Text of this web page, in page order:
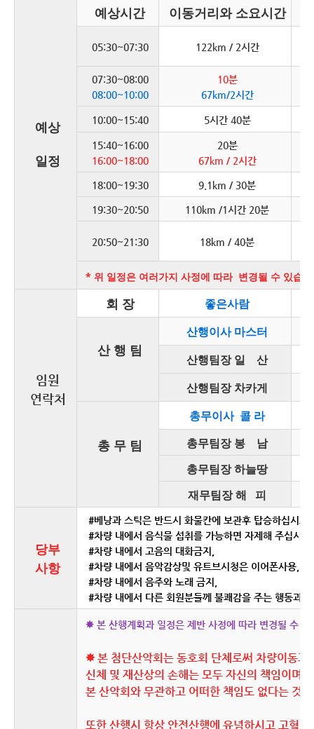
예상
일정
예상시간 이동거리와 소요시간
05:30~07:30 122km / 2시간
07:30~08:00
08:00~10:00
10분
67km/2시간
10:00~15:40 5시간 40분
15:40~16:00
16:00~18:00
20분
67km / 2시간
18:00~19:30 9.1km / 30분
19:30~20:50 110km /1시간 20분
20:50~21:30 18km / 40분
* 위 일정은 여러가지 사정에 따라 변경될 수 있습
임원
연락처
회 장 좋은사람
산 행 팀
산행이사 마스터
산행팀장 일 산
산행팀장 차카게
총 무 팀
총무이사 콜 라
총무팀장 봉 남
총무팀장 하늘땅
재무팀장 해 피
당부
사항
#베낭과 스틱은 반드시 화물칸에 보관후 탑승하십시요.
#차량 내에서 음식물 섭취를 가능하면 자제해 주십시요.
#차량 내에서 고음의 대화금지,
#차량 내에서 음악감상및 유트브시청은 이어폰사용,
#차량 내에서 음주와 노래 금지,
#차량 내에서 다른 회원분들께 불쾌감을 주는 행동과
✸ 본 산행계획과 일정은 제반 사정에 따라 변경될 수
✸본 첨단산악회는 동호회 단체로써 차량이동과
신체 및 재산상의 손해는 모두 자신의 책임이며
본 산악회와 무관하고 어떠한 책임도 없다는 것
또한 산행시 항상 안전산행에 유념하시고 고혈압